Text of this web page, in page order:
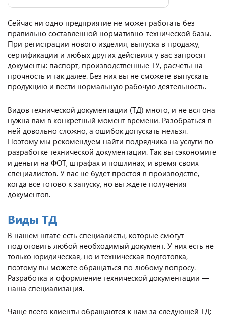
Сейчас ни одно предприятие не может работать без
правильно составленной нормативно-технической базы.
При регистрации нового изделия, выпуска в продажу,
сертификации и любых других действиях у вас запросят
документы: паспорт, производственные ТУ, расчеты на
прочность и так далее. Без них вы не сможете выпускать
продукцию и вести нормальную рабочую деятельность.
Видов технической документации (ТД) много, и не вся она
нужна вам в конкретный момент времени. Разобраться в
ней довольно сложно, а ошибок допускать нельзя.
Поэтому мы рекомендуем найти подрядчика на услуги по
разработке технической документации. Так вы сэкономите
и деньги на ФОТ, штрафах и пошлинах, и время своих
специалистов. У вас не будет простоя в производстве,
когда все готово к запуску, но вы ждете получения
документов.
Виды ТД
В нашем штате есть специалисты, которые смогут
подготовить любой необходимый документ. У них есть не
только юридическая, но и техническая подготовка,
поэтому вы можете обращаться по любому вопросу.
Разработка и оформление технической документации —
наша специализация.
Чаще всего клиенты обращаются к нам за следующей ТД: